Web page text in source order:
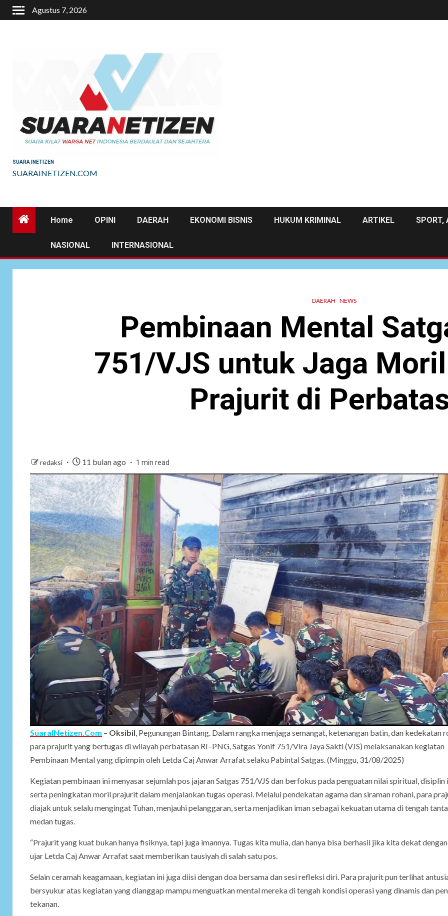
Skip
to
Agustus 7, 2026
SUARA INETIZEN
SUARAINETIZEN.COM
Home OPINI DAERAH EKONOMI BISNIS HUKUM KRIMINAL ARTIKEL SPORT,
NASIONAL INTERNASIONAL
DAERAH NEWS
Pembinaan Mental
751/VJS untuk Jaga
Prajurit di
redaksi 11 bulan ago 1 min read
SuaraINetizen.Com – Oksibil, Pegunungan Bintang. Dalam rangka menjaga semangat, ketenangan batin, dan kedekatan
para prajurit yang bertugas di wilayah perbatasan RI–PNG, Satgas Yonif 751/Vira Jaya Sakti (VJS) melaksanakan kegiatan
Pembinaan Mental yang dipimpin oleh Letda Caj Anwar Arrafat selaku Pabintal Satgas. (Minggu, 31/08/2025)
Kegiatan pembinaan ini menyasar sejumlah pos jajaran Satgas 751/VJS dan berfokus pada penguatan nilai spiritual, disiplin
serta peningkatan moril prajurit dalam menjalankan tugas operasi. Melalui pendekatan agama dan siraman rohani, para
diajak untuk selalu mengingat Tuhan, menjauhi pelanggaran, serta menjadikan iman sebagai kekuatan utama di tengah
medan tugas.
“Prajurit yang kuat bukan hanya fisiknya, tapi juga imannya. Tugas kita mulia, dan hanya bisa berhasil jika kita dekat dengan
ujar Letda Caj Anwar Arrafat saat memberikan tausiyah di salah satu pos.
Selain ceramah keagamaan, kegiatan ini juga diisi dengan doa bersama dan sesi refleksi diri. Para prajurit pun terlihat
bersyukur atas kegiatan yang dianggap mampu menguatkan mental mereka di tengah kondisi operasi yang dinamis dan
tekanan.